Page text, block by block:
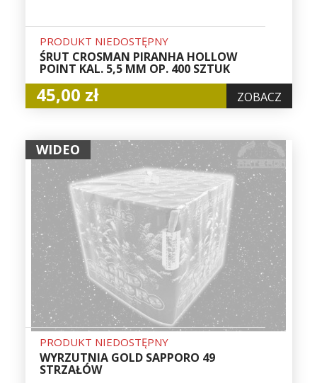
PRODUKT NIEDOSTĘPNY
ŚRUT CROSMAN PIRANHA HOLLOW
POINT KAL. 5,5 MM OP. 400 SZTUK
45,00 zł ZOBACZ
WIDEO
PRODUKT NIEDOSTĘPNY
WYRZUTNIA GOLD SAPPORO 49
STRZAŁÓW